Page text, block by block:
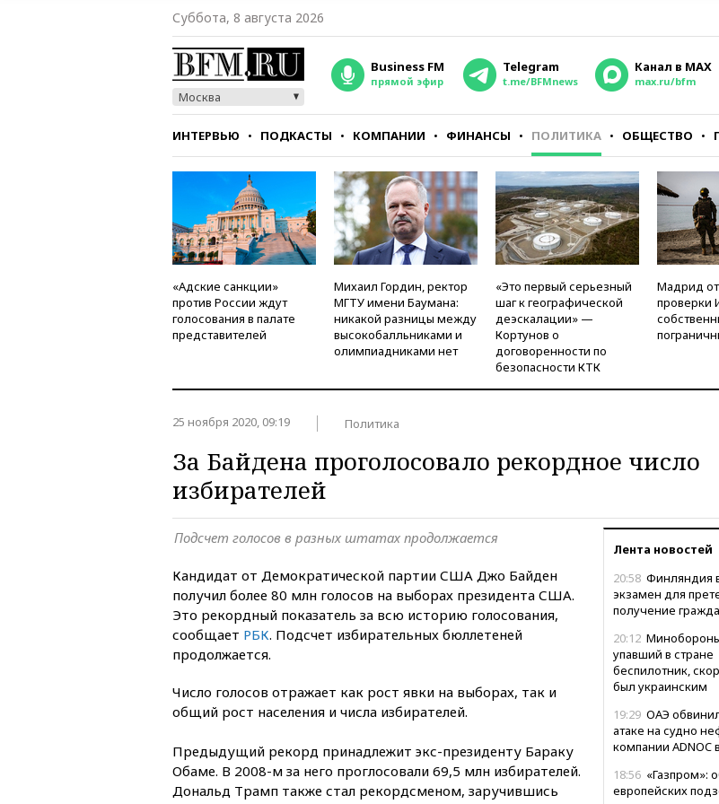
Суббота, 8 августа 2026
Москва
Business FM
прямой эфир
Telegram
t.me/BFMnews
Канал в MAX
max.ru/bfm
ИНТЕРВЬЮ ПОДКАСТЫ КОМПАНИИ ФИНАНСЫ ПОЛИТИКА ОБЩЕСТВО
СТИЛЬ ТЕСТЫ
«Адские санкции»
против России ждут
голосования в палате
представителей
Михаил Гордин, ректор
МГТУ имени Баумана:
никакой разницы между
высокобалльниками и
олимпиадниками нет
«Это первый серьезный
шаг к географической
деэскалации» —
Кортунов о
договоренности по
безопасности КТК
Мадрид
проверки
25 ноября 2020, 09:19 Политика
За Байдена проголосовало рекордное число
избирателей
Лента новостей
20:58 Финляндия
экзамен для
получение
20:12
упавший в стране
беспилотник,
был украинским
19:29 ОАЭ
атаке на судно
компании ADNOC
18:56 «Газпром»:
европейских
Подсчет голосов в разных штатах продолжается
Кандидат от Демократической партии США Джо Байден
получил более 80 млн голосов на выборах президента США.
Это рекордный показатель за всю историю голосования,
сообщает РБК. Подсчет избирательных бюллетеней
продолжается.
Число голосов отражает как рост явки на выборах, так и
общий рост населения и числа избирателей.
Предыдущий рекорд принадлежит экс-президенту Бараку
Обаме. В 2008-м за него проглосовали 69,5 млн избирателей.
Дональд Трамп также стал рекордсменом, заручившись